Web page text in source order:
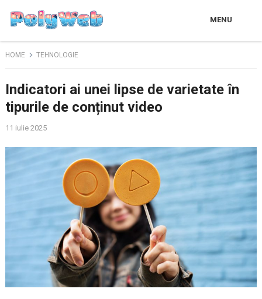
MENU
HOME TEHNOLOGIE
Indicatori ai unei lipse de varietate în
tipurile de conținut video
11 iulie 2025